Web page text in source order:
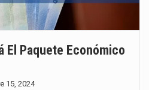
El Paquete Económico
15, 2024